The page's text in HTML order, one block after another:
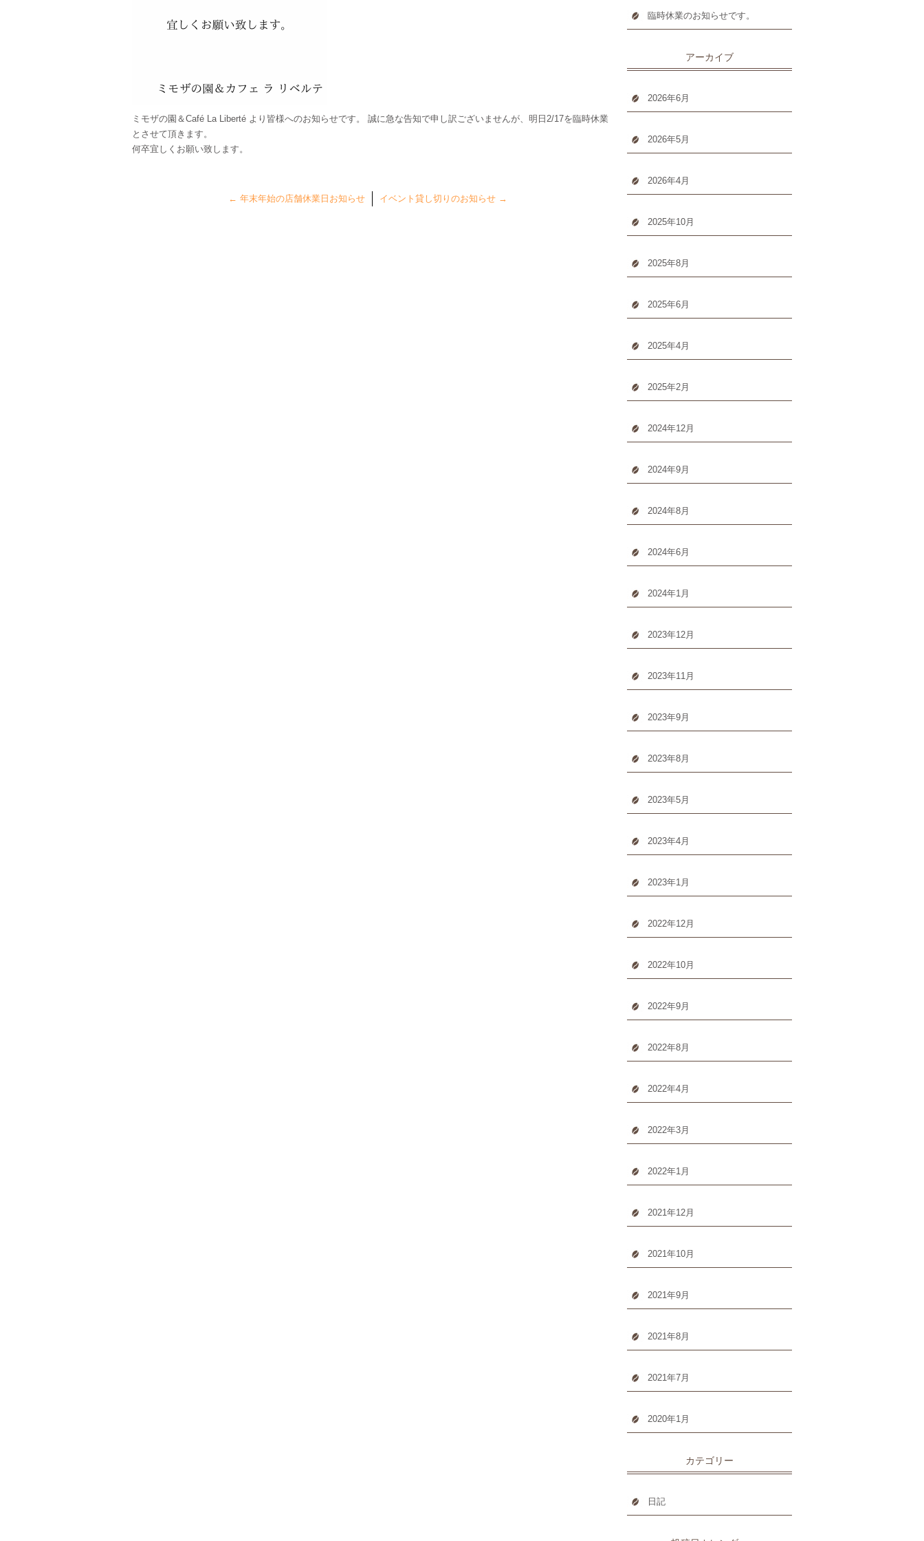
ミモザの園＆Café La Liberté より皆様へのお知らせです。 誠に急な告知で申し訳ございませんが、明日2/17を臨時休業
とさせて頂きます。
何卒宜しくお願い致します。
← 年末年始の店舗休業日お知らせ イベント貸し切りのお知らせ →
臨時休業のお知らせです。
アーカイブ
2026年6月
2026年5月
2026年4月
2025年10月
2025年8月
2025年6月
2025年4月
2025年2月
2024年12月
2024年9月
2024年8月
2024年6月
2024年1月
2023年12月
2023年11月
2023年9月
2023年8月
2023年5月
2023年4月
2023年1月
2022年12月
2022年10月
2022年9月
2022年8月
2022年4月
2022年3月
2022年1月
2021年12月
2021年10月
2021年9月
2021年8月
2021年7月
2020年1月
カテゴリー
日記